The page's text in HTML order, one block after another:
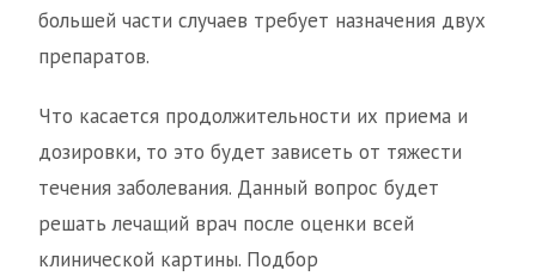
большей части случаев требует назначения двух
препаратов.
Что касается продолжительности их приема и
дозировки, то это будет зависеть от тяжести
течения заболевания. Данный вопрос будет
решать лечащий врач после оценки всей
клинической картины. Подбор